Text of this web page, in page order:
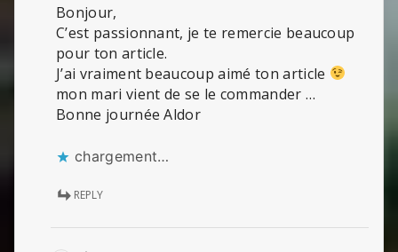
Bonjour,
C’est passionnant, je te remercie beaucoup
pour ton article.
J’ai vraiment beaucoup aimé ton article
mon mari vient de se le commander …
Bonne journée Aldor
chargement…
REPLY